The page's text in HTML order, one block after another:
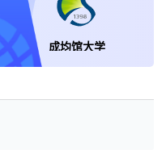
成均馆大学